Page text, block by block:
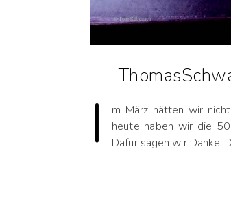
I
m März hätten wir
heute haben wir die
Dafür sagen wir Danke!